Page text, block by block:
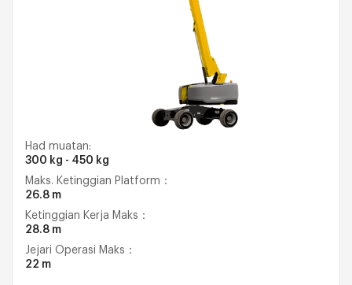
Had muatan:
300 kg - 450 kg
Maks. Ketinggian Platform：
26.8 m
Ketinggian Kerja Maks：
28.8 m
Jejari Operasi Maks：
22 m